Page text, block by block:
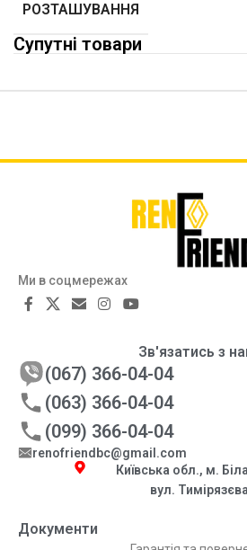
РОЗТАШУВАННЯ
Супутні товари
Ми в соцмережах
Документи
Зв'язатись з
(067) 366-04-04
(063) 366-04-04
(099) 366-04-04
renofriendbc@gmail.com
Київська обл., м.
вул.